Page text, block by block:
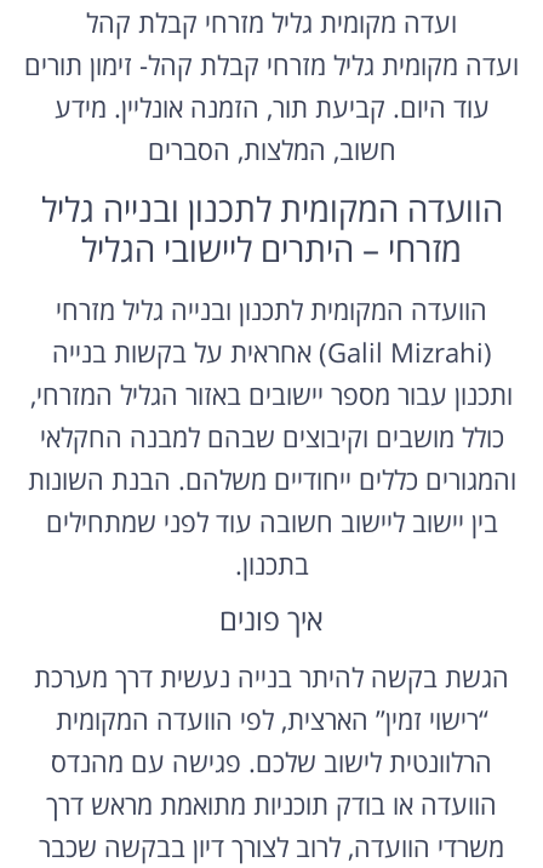
ועדה מקומית גליל מזרחי קבלת קהל
ועדה מקומית גליל מזרחי קבלת קהל- זימון תורים
עוד היום. קביעת תור, הזמנה אונליין. מידע
חשוב, המלצות, הסברים
הוועדה המקומית לתכנון ובנייה גליל
מזרחי – היתרים ליישובי הגליל
הוועדה המקומית לתכנון ובנייה גליל מזרחי
(Galil Mizrahi) אחראית על בקשות בנייה
ותכנון עבור מספר יישובים באזור הגליל המזרחי,
כולל מושבים וקיבוצים שבהם למבנה החקלאי
והמגורים כללים ייחודיים משלהם. הבנת השונות
בין יישוב ליישוב חשובה עוד לפני שמתחילים
בתכנון.
איך פונים
הגשת בקשה להיתר בנייה נעשית דרך מערכת
“רישוי זמין” הארצית, לפי הוועדה המקומית
הרלוונטית לישוב שלכם. פגישה עם מהנדס
הוועדה או בודק תוכניות מתואמת מראש דרך
משרדי הוועדה, לרוב לצורך דיון בבקשה שכבר